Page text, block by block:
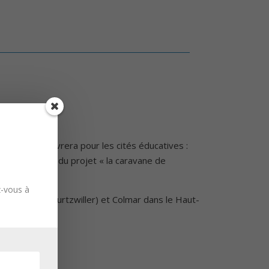
et œuvrera pour les cités éducatives :
lancement du projet « la caravane de
(Bourtzwiller) et Colmar dans le Haut-
vous à